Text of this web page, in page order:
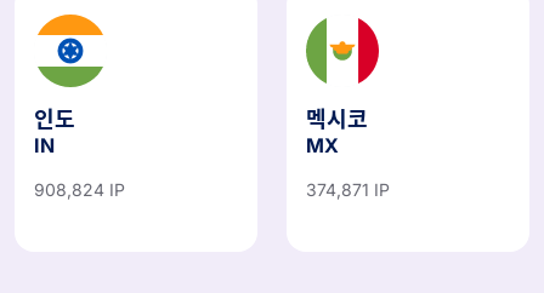
인도
IN
908,824 IP
멕시코
MX
374,871 IP